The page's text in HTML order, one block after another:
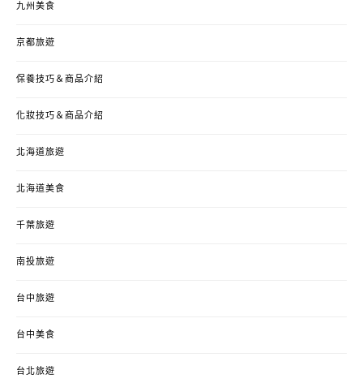
九州美食
京都旅遊
保養技巧＆商品介紹
化妝技巧＆商品介紹
北海道旅遊
北海道美食
千葉旅遊
南投旅遊
台中旅遊
台中美食
台北旅遊